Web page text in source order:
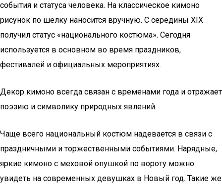
события и статуса человека. На классическое кимоно
рисунок по шелку наносится вручную. С середины XIX
получил статус «национального костюма». Сегодня
используется в основном во время праздников,
фестивалей и официальных мероприятиях.
Декор кимоно всегда связан с временами года и отражает
поэзию и символику природных явлений.
Чаще всего национальный костюм надевается в связи с
праздничными и торжественными событиями. Нарядные,
яркие кимоно с меховой опушкой по вороту можно
увидеть на современных девушках в Новый год. Такие же